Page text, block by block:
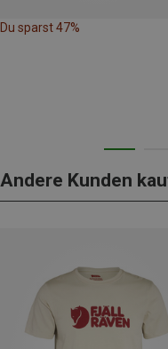
Du sparst 47%
Andere Kunden